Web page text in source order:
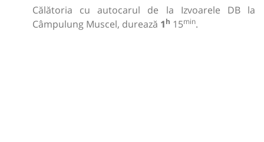
Călătoria cu autocarul de la Izvoarele DB la
Câmpulung Muscel, durează 1h 15min.